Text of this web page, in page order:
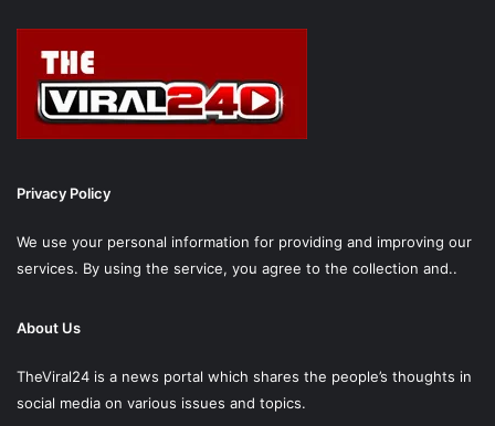
Privacy Policy
We use your personal information for providing and improving our
services. By using the service, you agree to the collection and..
About Us
TheViral24 is a news portal which shares the people’s thoughts in
social media on various issues and topics.